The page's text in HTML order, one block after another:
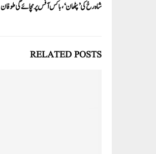
شاہ رخ کی ’پٹھان‘، باکس آفس پرمچائے گی طوفان
RELATED POSTS